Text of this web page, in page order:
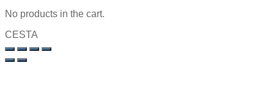
No products in the cart.
CESTA